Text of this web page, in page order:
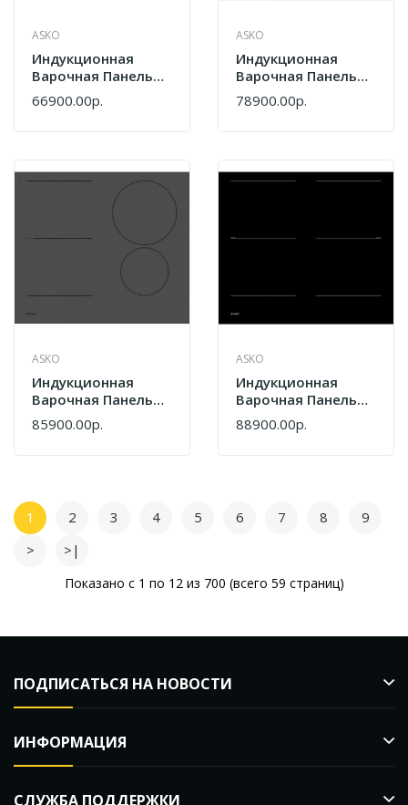
ASKO
Индукционная
Варочная Панель
Asko HI2641FBG1
66900.00р.
ASKO
Индукционная
Варочная Панель
Asko HI2642FBG1
78900.00р.
ASKO
Индукционная
Варочная Панель
Asko HI2642FMG1
85900.00р.
ASKO
Индукционная
Варочная Панель
Asko HI2643FBG1
88900.00р.
1 2 3 4 5 6 7 8
9
>
>|
Показано с 1 по 12 из 700 (всего 59 страниц)
ПОДПИСАТЬСЯ НА НОВОСТИ
ИНФОРМАЦИЯ
СЛУЖБА ПОДДЕРЖКИ